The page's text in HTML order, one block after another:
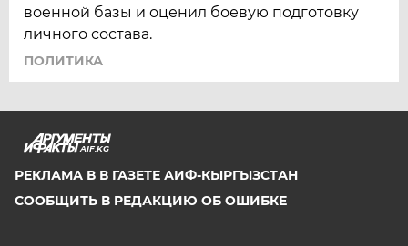
военной базы и оценил боевую подготовку
личного состава.
ПОЛИТИКА
AIF.KG
РЕКЛАМА В В ГАЗЕТЕ АИФ-КЫРГЫЗСТАН
СООБЩИТЬ В РЕДАКЦИЮ ОБ ОШИБКЕ